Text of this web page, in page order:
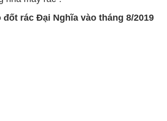
rác Đại Nghĩa vào tháng 8/2019